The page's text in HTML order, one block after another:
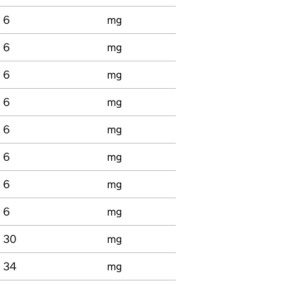
6
mg
6
mg
6
mg
6
mg
6
mg
6
mg
6
mg
6
mg
30
mg
34
mg